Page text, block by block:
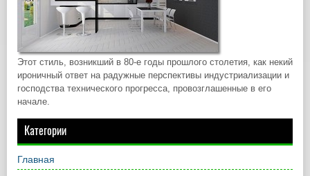
Этот стиль, возникший в 80-е годы прошлого столетия, как некий
ироничный ответ на радужные перспективы индустриализации и
господства технического прогресса, провозглашенные в его
начале.
Категории
Главная